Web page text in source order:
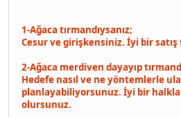
1-Ağaca tırmandıysanız;
Cesur ve girişkensiniz. İyi bir
2-Ağaca merdiven dayayıp
Hedefe nasıl ve ne yöntemlerle
planlayabiliyorsunuz. İyi bir
olursunuz.